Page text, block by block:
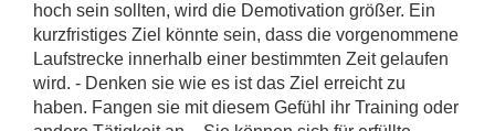
hoch sein sollten, wird die Demotivation größer. Ein
kurzfristiges Ziel könnte sein, dass die vorgenommene
Laufstrecke innerhalb einer bestimmten Zeit gelaufen
wird. - Denken sie wie es ist das Ziel erreicht zu
haben. Fangen sie mit diesem Gefühl ihr Training oder